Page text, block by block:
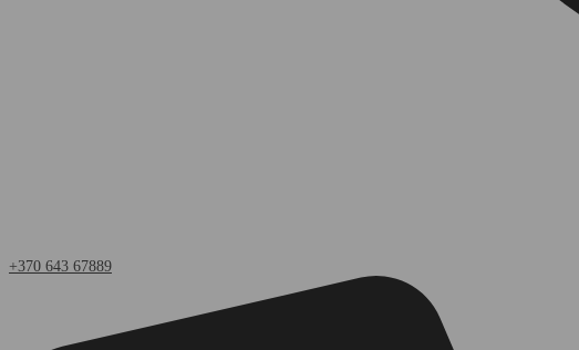
+370 643 67889